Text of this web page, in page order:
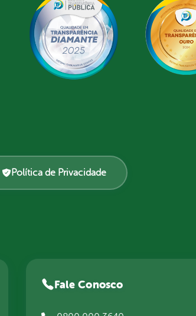
Política de Privacidade
Fale Conosco